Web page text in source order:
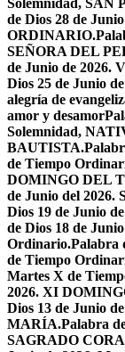
Solemnidad, SAN
de Dios 28 de
ORDINARIO.
SEÑORA DEL
de Junio de 2026.
Dios 25 de Junio
alegría de
amor y desamor
Solemnidad,
BAUTISTA.
de Tiempo
DOMINGO DEL
de Junio del 2026.
Dios 19 de Junio
de Dios 18 de
Ordinario.Palabra
de Tiempo
Martes X de
2026. XI
Dios 13 de Junio
MARÍA.Palabra
SAGRADO